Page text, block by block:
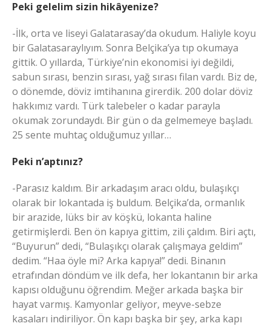
Peki gelelim sizin hikâyenize?
-İlk, orta ve liseyi Galatarasay’da okudum. Haliyle koyu
bir Galatasaraylıyım. Sonra Belçika’ya tıp okumaya
gittik. O yıllarda, Türkiye’nin ekonomisi iyi değildi,
sabun sırası, benzin sırası, yağ sırası filan vardı. Biz de,
o dönemde, döviz imtihanına girerdik. 200 dolar döviz
hakkımız vardı. Türk talebeler o kadar parayla
okumak zorundaydı. Bir gün o da gelmemeye başladı.
25 sente muhtaç olduğumuz yıllar…
Peki n’aptınız?
-Parasız kaldım. Bir arkadaşım aracı oldu, bulaşıkçı
olarak bir lokantada iş buldum. Belçika’da, ormanlık
bir arazide, lüks bir av köşkü, lokanta haline
getirmişlerdi. Ben ön kapıya gittim, zili çaldım. Biri açtı,
“Buyurun” dedi, “Bulaşıkçı olarak çalışmaya geldim”
dedim. “Haa öyle mi? Arka kapıya!” dedi. Binanın
etrafından döndüm ve ilk defa, her lokantanın bir arka
kapısı olduğunu öğrendim. Meğer arkada başka bir
hayat varmış. Kamyonlar geliyor, meyve-sebze
kasaları indiriliyor. Ön kapı başka bir şey, arka kapı